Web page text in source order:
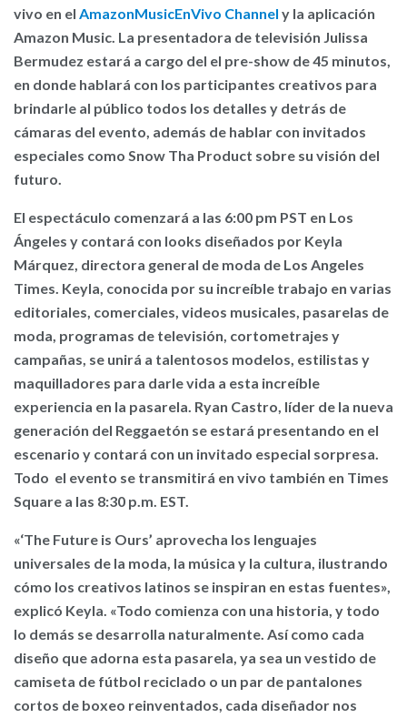
vivo en el AmazonMusicEnVivo Channel y la aplicación
Amazon Music. La presentadora de televisión Julissa
Bermudez estará a cargo del el pre-show de 45 minutos,
en donde hablará con los participantes creativos para
brindarle al público todos los detalles y detrás de
cámaras del evento, además de hablar con invitados
especiales como Snow Tha Product sobre su visión del
futuro.
El espectáculo comenzará a las 6:00 pm PST en Los
Ángeles y contará con looks diseñados por Keyla
Márquez, directora general de moda de Los Angeles
Times. Keyla, conocida por su increíble trabajo en varias
editoriales, comerciales, videos musicales, pasarelas de
moda, programas de televisión, cortometrajes y
campañas, se unirá a talentosos modelos, estilistas y
maquilladores para darle vida a esta increíble
experiencia en la pasarela. Ryan Castro, líder de la nueva
generación del Reggaetón se estará presentando en el
escenario y contará con un invitado especial sorpresa.
Todo el evento se transmitirá en vivo también en Times
Square a las 8:30 p.m. EST.
«‘The Future is Ours’ aprovecha los lenguajes
universales de la moda, la música y la cultura, ilustrando
cómo los creativos latinos se inspiran en estas fuentes»,
explicó Keyla. «Todo comienza con una historia, y todo
lo demás se desarrolla naturalmente. Así como cada
diseño que adorna esta pasarela, ya sea un vestido de
camiseta de fútbol reciclado o un par de pantalones
cortos de boxeo reinventados, cada diseñador nos